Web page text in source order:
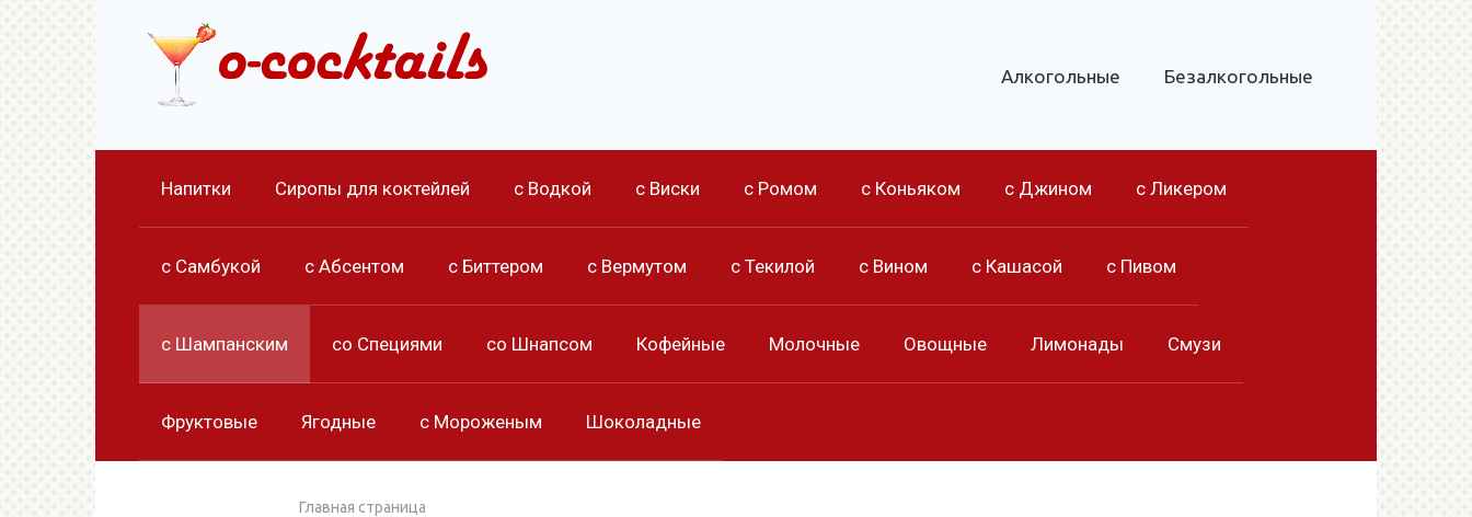
Алкогольные Безалкогольные
Напитки Сиропы для коктейлей с Водкой с Виски с Ромом с Коньяком с Джином с Ликером
с Самбукой с Абсентом с Биттером с Вермутом с Текилой с Вином с Кашасой с Пивом
с Шампанским со Специями со Шнапсом Кофейные Молочные Овощные Лимонады Смузи
Фруктовые Ягодные с Мороженым Шоколадные
Главная страница